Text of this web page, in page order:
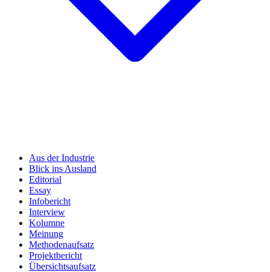
Aus der Industrie
Blick ins Ausland
Editorial
Essay
Infobericht
Interview
Kolumne
Meinung
Methodenaufsatz
Projektbericht
Übersichtsaufsatz